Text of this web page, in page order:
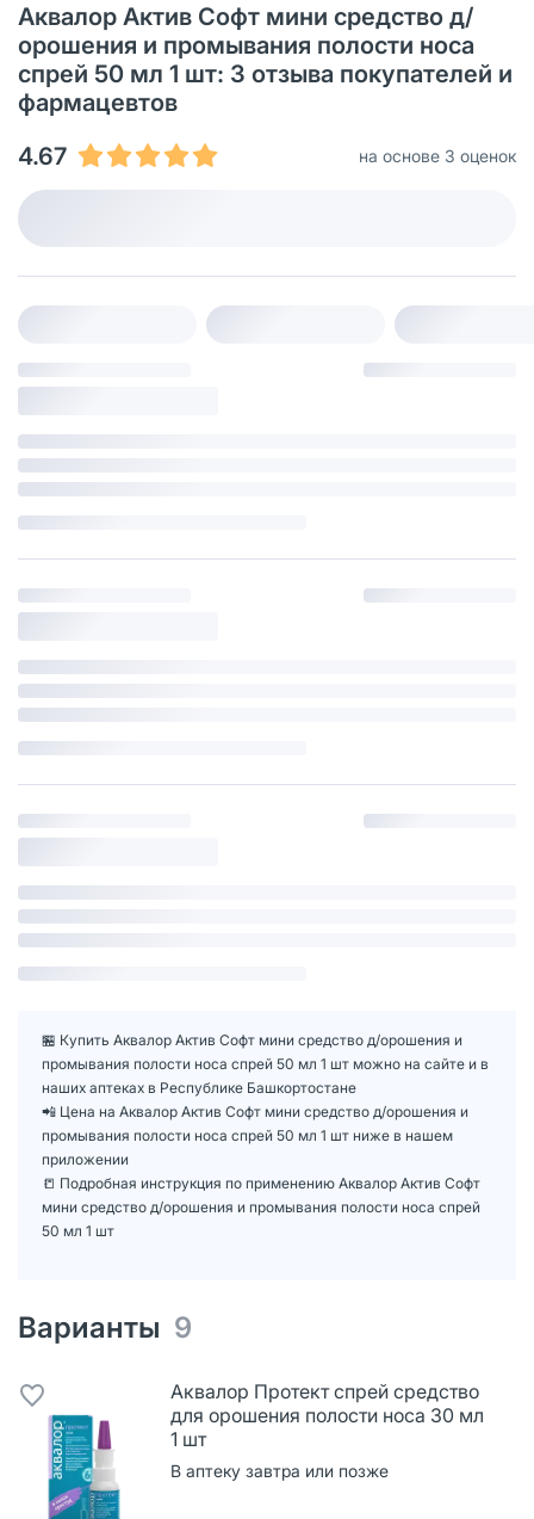
Аквалор Актив Софт мини средство д/
орошения и промывания полости носа
спрей 50 мл 1 шт: 3 отзыва покупателей и
фармацевтов
4.67
на основе 3 оценок
🏪 Купить Аквалор Актив Софт мини средство д/орошения и
промывания полости носа спрей 50 мл 1 шт можно на сайте и в
наших аптеках в Республике Башкортостане
📲 Цена на Аквалор Актив Софт мини средство д/орошения и
промывания полости носа спрей 50 мл 1 шт ниже в нашем
приложении
📒 Подробная инструкция по применению Аквалор Актив Софт
мини средство д/орошения и промывания полости носа спрей
50 мл 1 шт
Варианты 9
Аквалор Протект спрей средство
для орошения полости носа 30 мл
1 шт
В аптеку завтра или позже